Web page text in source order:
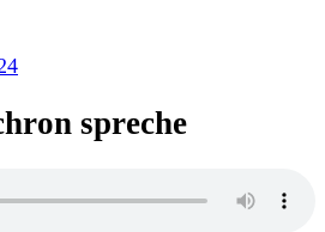
spreche